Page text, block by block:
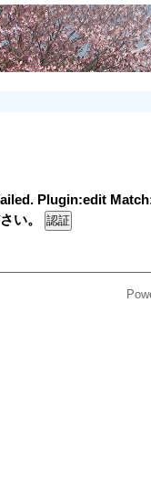
Plugin:edit
い。